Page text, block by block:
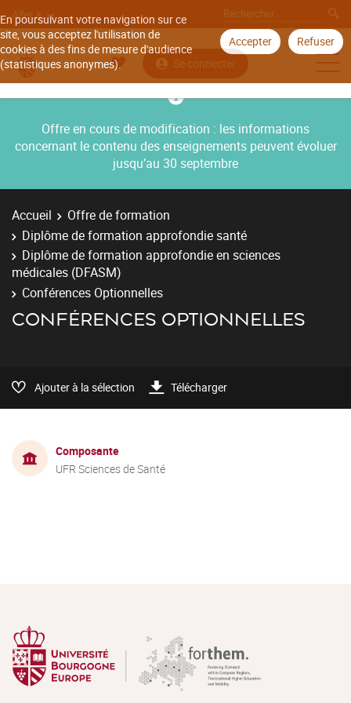
En poursuivant votre navigation sur ce
site, vous acceptez l'utilisation de
cookies à des fins de mesure d'audience
(statistiques anonymes).
Accepter Refuser
Aller à
Se connecter
Offre en cours de modification : les informations
concernant le contenu des enseignements peuvent évoluer
jusqu’au 30 septembre
Accueil
Offre de formation
Diplôme de formation approfondie santé
Diplôme de formation approfondie en sciences
médicales (DFASM)
Conférences Optionnelles
CONFÉRENCES OPTIONNELLES
Ajouter à la sélection Télécharger
Composante
UFR Sciences de Santé